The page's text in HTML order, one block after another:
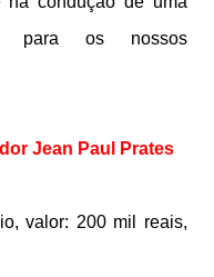
para os nossos
Jean Paul Prates
valor: 200 mil reais,